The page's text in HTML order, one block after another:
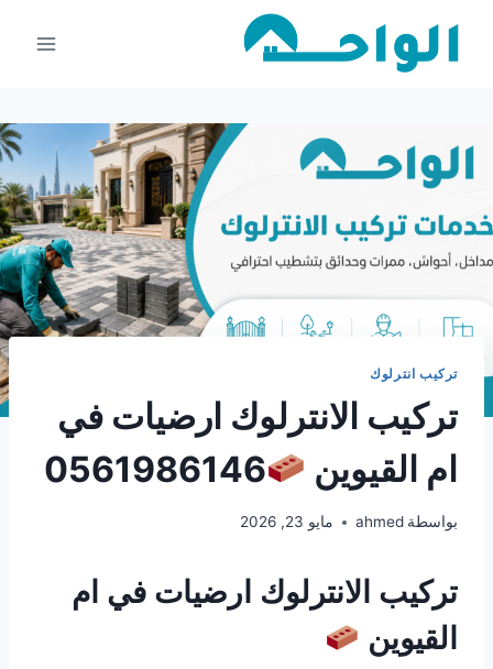
تركيب انترلوك
تركيب الانترلوك ارضيات في
ام القيوين
0561986146
بواسطة ahmed مايو 23, 2026
تركيب الانترلوك ارضيات في ام
القيوين